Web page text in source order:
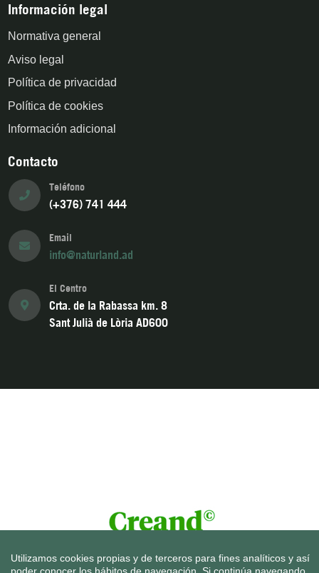
Utilizamos cookies propias y de terceros para fines analíticos y así
Información legal
Normativa general
Aviso legal
Política de privacidad
Política de cookies
Información adicional
Contacto
Teléfono
(+376) 741 444
Email
info@naturland.ad
El Centro
Crta. de la Rabassa km. 8
Sant Julià de Lòria AD600